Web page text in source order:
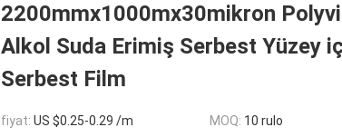
2200mmx1000mx30mikron
Alkol Suda Erimiş Serbest Yüzey
Serbest Film
fiyat: US $0.25-0.29 /m MOQ: 10 rulo